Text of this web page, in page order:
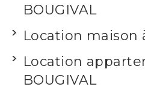
BOUGIVAL
Location maison
Location
BOUGIVAL